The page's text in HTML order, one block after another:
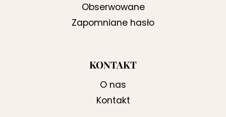
Obserwowane
Zapomniane hasło
KONTAKT
O nas
Kontakt